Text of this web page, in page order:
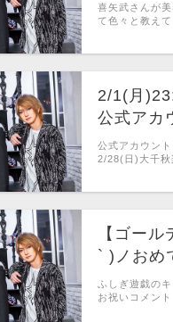
喜矢武さんが
て色々と教え
2/1(月
公式アカ
公式アカウン
2/28(日)大千秋
【ゴー
` )ノお
ふしぎ遊戯の
お祝いコメン